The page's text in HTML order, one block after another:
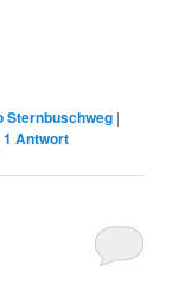
Sternbuschweg |
1 Antwort